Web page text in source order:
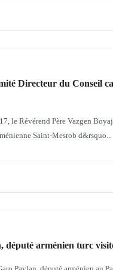
Directeur du Conseil
le Révérend Père Vazgen
Saint-Mesrob d&rsquo...
député arménien turc